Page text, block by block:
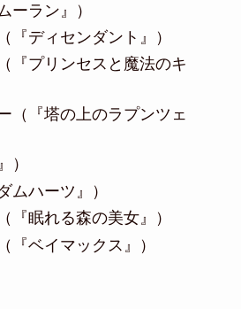
ーラン』）
『ディセンダント』）
『プリンセスと魔法のキ
（『塔の上のラプンツェ
）
ムハーツ』）
『眠れる森の美女』）
『ベイマックス』）